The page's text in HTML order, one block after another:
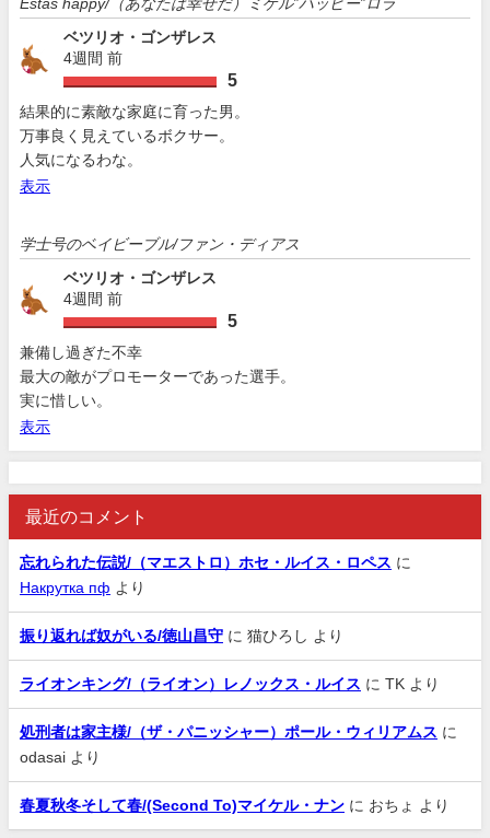
Estas happy/（あなたは幸せだ）ミゲル”ハッピー”ロラ
ベツリオ・ゴンザレス
4週間 前
5
結果的に素敵な家庭に育った男。
万事良く見えているボクサー。
人気になるわな。
表示
学士号のベイビーブル/ファン・ディアス
ベツリオ・ゴンザレス
4週間 前
5
兼備し過ぎた不幸
最大の敵がプロモーターであった選手。
実に惜しい。
表示
最近のコメント
忘れられた伝説/（マエストロ）ホセ・ルイス・ロペス に
Накрутка пф より
振り返れば奴がいる/徳山昌守 に 猫ひろし より
ライオンキング/（ライオン）レノックス・ルイス に TK より
処刑者は家主様/（ザ・パニッシャー）ポール・ウィリアムス に
odasai より
春夏秋冬そして春/(Second To)マイケル・ナン に おちょ より